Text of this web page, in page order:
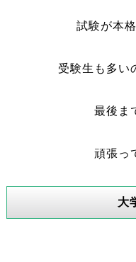
試験が本
受験生も多い
最後ま
頑張っ
大